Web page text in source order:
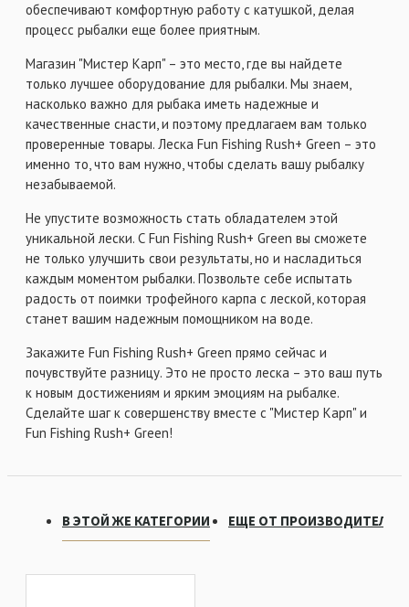
обеспечивают комфортную работу с катушкой, делая
процесс рыбалки еще более приятным.
Магазин "Мистер Карп" – это место, где вы найдете
только лучшее оборудование для рыбалки. Мы знаем,
насколько важно для рыбака иметь надежные и
качественные снасти, и поэтому предлагаем вам только
проверенные товары. Леска Fun Fishing Rush+ Green – это
именно то, что вам нужно, чтобы сделать вашу рыбалку
незабываемой.
Не упустите возможность стать обладателем этой
уникальной лески. С Fun Fishing Rush+ Green вы сможете
не только улучшить свои результаты, но и насладиться
каждым моментом рыбалки. Позвольте себе испытать
радость от поимки трофейного карпа с леской, которая
станет вашим надежным помощником на воде.
Закажите Fun Fishing Rush+ Green прямо сейчас и
почувствуйте разницу. Это не просто леска – это ваш путь
к новым достижениям и ярким эмоциям на рыбалке.
Сделайте шаг к совершенству вместе с "Мистер Карп" и
Fun Fishing Rush+ Green!
В ЭТОЙ ЖЕ КАТЕГОРИИ ЕЩЕ ОТ ПРОИЗВОДИТЕЛЯ